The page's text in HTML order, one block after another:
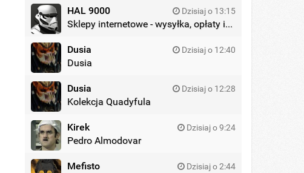
HAL 9000 Dzisiaj o 13:15
Sklepy internetowe - wysyłka, opłaty itd.
Dusia Dzisiaj o 12:40
Dusia
Dusia Dzisiaj o 12:28
Kolekcja Quadyfula
Kirek Dzisiaj o 9:24
Pedro Almodovar
Mefisto Dzisiaj o 2:44